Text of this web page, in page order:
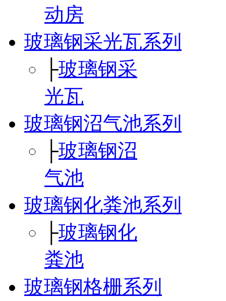
动房
玻璃钢采光瓦系列
├玻璃钢采
光瓦
玻璃钢沼气池系列
├玻璃钢沼
气池
玻璃钢化粪池系列
├玻璃钢化
粪池
玻璃钢格栅系列